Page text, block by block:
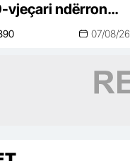
vjeçari ndërron
07/08/26